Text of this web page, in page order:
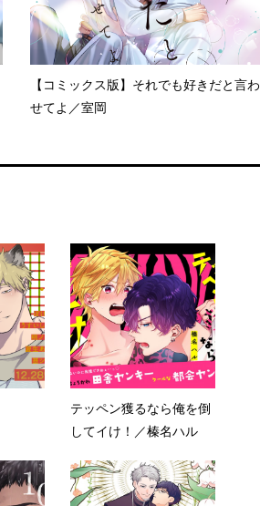
【コミックス版】それでも好きだと言わ
せてよ／室岡
テッペン獲るなら俺を倒
してイけ！／榛名ハル